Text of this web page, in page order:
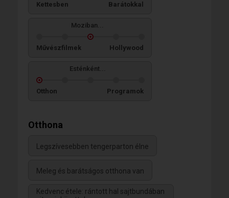
Kettesben Barátokkal
Moziban...
Művészfilmek Hollywood
Esténként...
Otthon Programok
Otthona
Legszívesebben tengerparton élne
Meleg és barátságos otthona van
Kedvenc étele: rántott hal sajtbundában